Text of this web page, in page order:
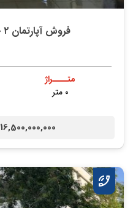
فروش آپارتمان ۲ خواب سند دار نوشهر
متــــراژ
۰ متر
16,500,000,000 تومان /